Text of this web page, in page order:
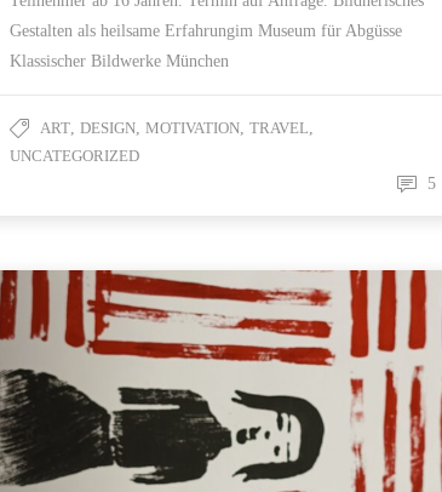
Gestalten als heilsame Erfahrungim Museum für Abgüsse
Klassischer Bildwerke München
ART, DESIGN, MOTIVATION, TRAVEL,
UNCATEGORIZED
5